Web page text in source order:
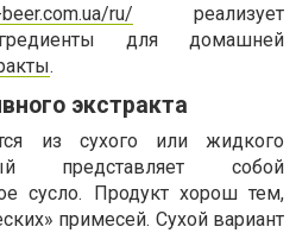
ru/ реализует
для домашней
.
экстракта
из сухого или жидкого
представляет собой
сусло. Продукт хорош тем,
примесей. Сухой вариант